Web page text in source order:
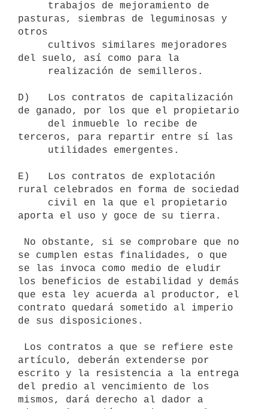
pasturas, siembras de leguminosas y
otros
del suelo, así como para la
D)   Los contratos de capitalización
de ganado, por los que el propietario
terceros, para repartir entre sí las
E)   Los contratos de explotación
rural celebrados en forma de sociedad
aporta el uso y goce de su tierra.
se cumplen estas finalidades, o que
se las invoca como medio de eludir
los beneficios de estabilidad y demás
que esta ley acuerda al productor, el
contrato quedará sometido al imperio
de sus disposiciones.
artículo, deberán extenderse por
escrito y la resistencia a la entrega
del predio al vencimiento de los
mismos, dará derecho al dador a